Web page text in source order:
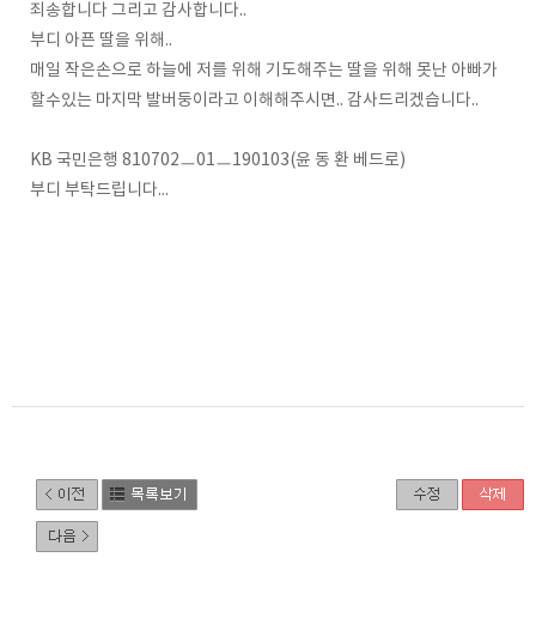
죄송합니다 그리고 감사합니다..
부디 아픈 딸을 위해..
매일 작은손으로 하늘에 저를 위해 기도해주는 딸을 위해 못난 아빠가
할수있는 마지막 발버둥이라고 이해해주시면.. 감사드리겠습니다..
KB 국민은행 810702ㅡ01ㅡ190103(윤 동 환 베드로)
부디 부탁드립니다...